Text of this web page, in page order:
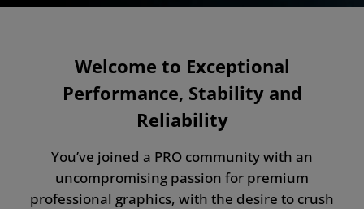
Welcome to Exceptional
Performance, Stability and
Reliability
You’ve joined a PRO community with an
uncompromising passion for premium
professional graphics, with the desire to crush